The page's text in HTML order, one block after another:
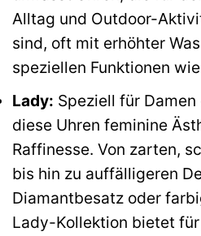
Alltag und Outdoor-
sind, oft mit erhöhter
speziellen Funktionen
Lady: Speziell für
diese Uhren feminine
Raffinesse. Von zarten,
bis hin zu auffälligeren
Diamantbesatz oder
Lady-Kollektion bietet